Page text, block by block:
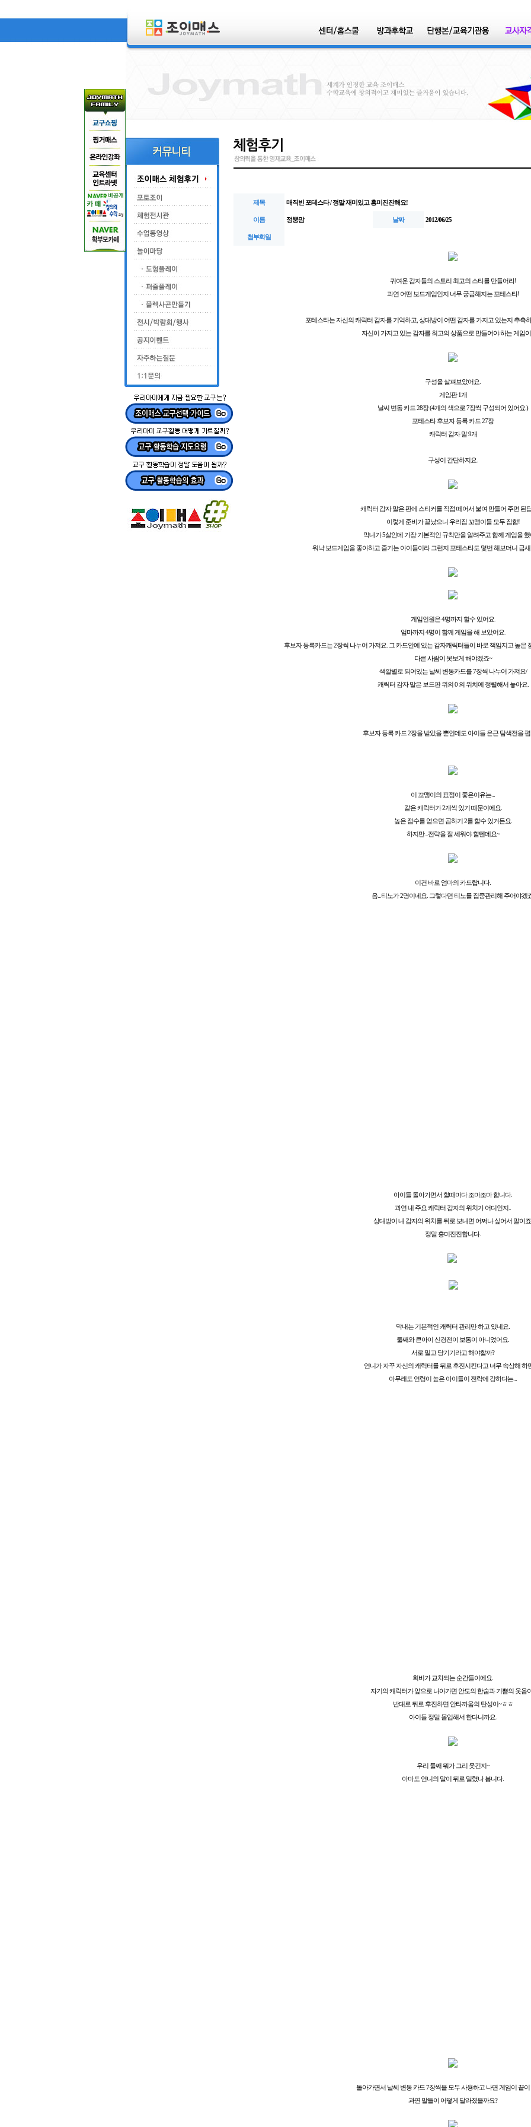
제목 매직빈 포테스타 / 정말 재미있고 흥미진진해요!
이름 정뿡맘 날짜 2012/06/25
첨부화일
귀여운 감자들의 스토리 최고의 스타를 만들어라!
과연 어떤 보드게임인지 너무 궁금해지는 포테스타!
포테스타는 자신의 캐릭터 감자를 기억하고, 상대방이 어떤 감자를 가지고 있는지 추측
자신이 가지고 있는 감자를 최고의 상품으로 만들어야 하는 게임
구성을 살펴보았어요.
게임판 1개
날씨 변동 카드 28장 (4개의 색으로 7장씩 구성되어 있어요.)
포테스타 후보자 등록 카드 27장
캐릭터 감자 말 9개
구성이 간단하지요.
캐릭터 감자 말은 판에 스티커를 직접 떼어서 붙여 만들어 주면 된
이렇게 준비가 끝났으니 우리집 꼬맹이들 모두 집합!
막내가 5살인데 가장 기본적인 규칙만을 알려주고 함께 게임을 했
워낙 보드게임을 좋아하고 즐기는 아이들이라 그런지 포테스타도 몇번 해보더니 금
게임인원은 4명까지 할수 있어요.
엄마까지 4명이 함께 게임을 해 보았어요.
후보자 등록카드는 2장씩 나누어 가져요. 그 카드안에 있는 감자캐릭터들이 바로 책임지고 높은
다른 사람이 못보게 해야겠죠~
색깔별로 되어있는 날씨 변동카드를 7장씩 나누어 가져요/
캐릭터 감자 말은 보드판 위의 0 의 위치에 정렬해서 놓아요.
후보자 등록 카드 2장을 받았을 뿐인데도 아이들 은근 탐색전을
이 꼬맹이의 표정이 좋은이유는...
같은 캐릭터가 2개씩 있기 때문이에요.
높은 점수를 얻으면 곱하기 2를 할수 있거든요.
하지만...전략을 잘 세워야 할텐데요~
이건 바로 엄마의 카드랍니다.
음...티노가 2명이네요. 그렇다면 티노를 집중관리해 주어야겠
아이들 돌아가면서 할때마다 조마조마 합니다.
과연 내 주요 캐릭터 감자의 위치가 어디인지..
상대방이 내 감자의 위치를 뒤로 보내면 어쩌나 싶어서 말이
정말 흥미진진합니다.
막내는 기본적인 캐릭터 관리만 하고 있네요.
둘째와 큰아이 신경전이 보통이 아니었어요.
서로 밀고 당기기라고 해야할까?
언니가 자꾸 자신의 캐릭터를 뒤로 후진시킨다고 너무 속상해 하
아무래도 연령이 높은 아이들이 전략에 강하다는...
희비가 교차되는 순간들이에요.
자기의 캐릭터가 앞으로 나아가면 안도의 한숨과 기쁨의 웃음
반대로 뒤로 후진하면 안타까움의 탄성이~ㅎㅎ
아이들 정말 몰입해서 한다니까요.
우리 둘째 뭐가 그리 웃긴지~
아마도 언니의 말이 뒤로 밀렸나 봅니다.
돌아가면서 날씨 변동 카드 7장씩을 모두 사용하고 나면 게임이 끝이
과연 말들이 어떻게 달라졌을까요?